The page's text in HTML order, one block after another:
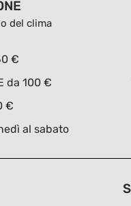
del clima
€
da 100 €
€
al sabato